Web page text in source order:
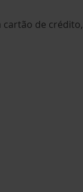
cartão de crédito,